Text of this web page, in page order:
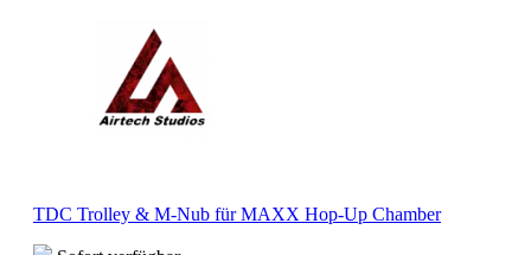
TDC Trolley & M-Nub für MAXX Hop-Up Chamber